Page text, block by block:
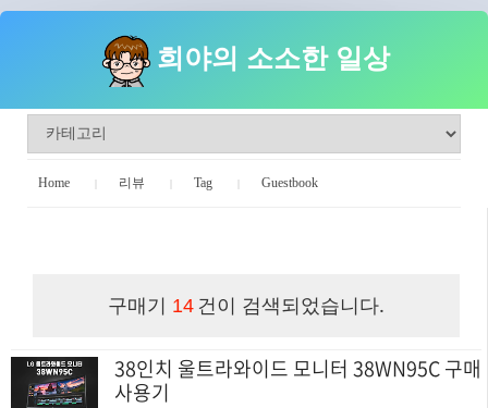
희야의 소소한 일상
Home 리뷰 Tag Guestbook
구매기 14 건이 검색되었습니다.
38인치 울트라와이드 모니터 38WN95C 구매
사용기